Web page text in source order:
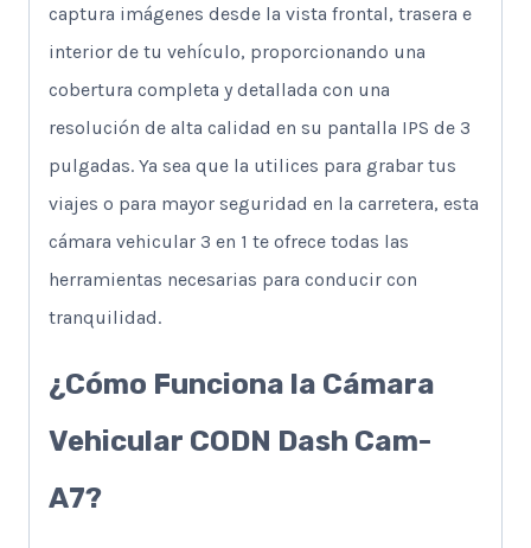
captura imágenes desde la vista frontal, trasera e
interior de tu vehículo, proporcionando una
cobertura completa y detallada con una
resolución de alta calidad en su pantalla IPS de 3
pulgadas. Ya sea que la utilices para grabar tus
viajes o para mayor seguridad en la carretera, esta
cámara vehicular 3 en 1 te ofrece todas las
herramientas necesarias para conducir con
tranquilidad.
¿Cómo Funciona la Cámara
Vehicular CODN Dash Cam-
A7?